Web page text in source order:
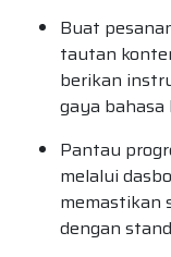
Buat
tautan
berikan
gaya
Pantau
melalui
memastikan
dengan